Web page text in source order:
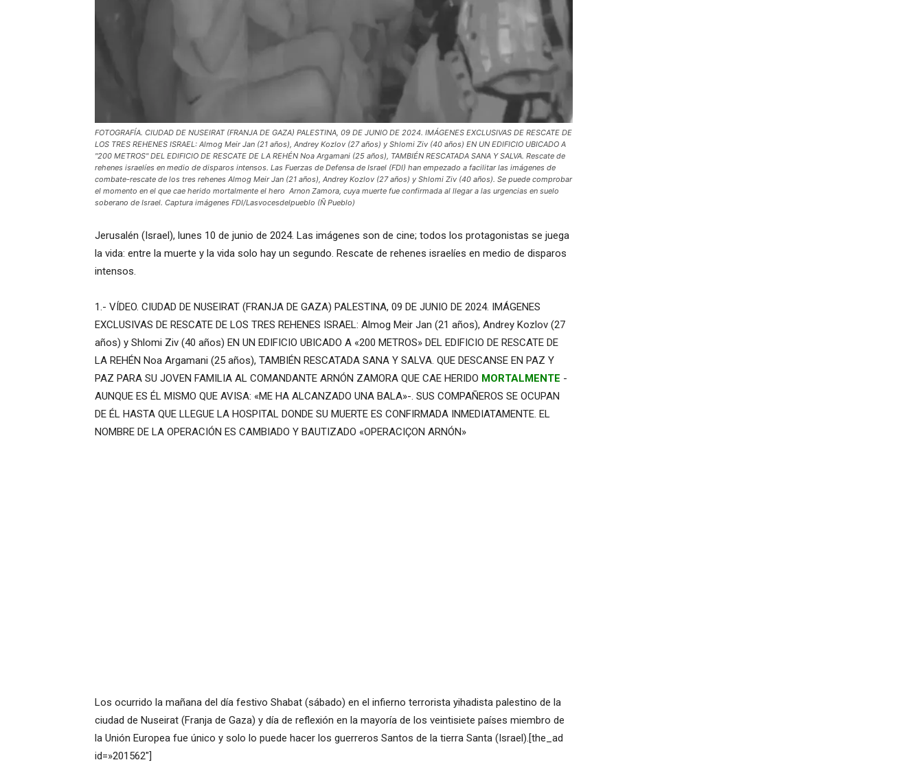
FOTOGRAFÍA. CIUDAD DE NUSEIRAT (FRANJA DE GAZA) PALESTINA, 09 DE JUNIO DE 2024. IMÁGENES EXCLUSIVAS DE RESCATE DE
LOS TRES REHENES ISRAEL: Almog Meir Jan (21 años), Andrey Kozlov (27 años) y Shlomi Ziv (40 años) EN UN EDIFICIO UBICADO A
"200 METROS" DEL EDIFICIO DE RESCATE DE LA REHÉN Noa Argamani (25 años), TAMBIÉN RESCATADA SANA Y SALVA. Rescate de
rehenes israelíes en medio de disparos intensos. Las Fuerzas de Defensa de Israel (FDI) han empezado a facilitar las imágenes de
combate-rescate de los tres rehenes Almog Meir Jan (21 años), Andrey Kozlov (27 años) y Shlomi Ziv (40 años). Se puede comprobar
el momento en el que cae herido mortalmente el hero Arnon Zamora, cuya muerte fue confirmada al llegar a las urgencias en suelo
soberano de Israel. Captura imágenes FDI/Lasvocesdelpueblo (Ñ Pueblo)
Jerusalén (Israel), lunes 10 de junio de 2024. Las imágenes son de cine; todos los protagonistas se juega
la vida: entre la muerte y la vida solo hay un segundo. Rescate de rehenes israelíes en medio de disparos
intensos.
1.- VÍDEO. CIUDAD DE NUSEIRAT (FRANJA DE GAZA) PALESTINA, 09 DE JUNIO DE 2024. IMÁGENES
EXCLUSIVAS DE RESCATE DE LOS TRES REHENES ISRAEL: Almog Meir Jan (21 años), Andrey Kozlov (27
años) y Shlomi Ziv (40 años) EN UN EDIFICIO UBICADO A «200 METROS» DEL EDIFICIO DE RESCATE DE
LA REHÉN Noa Argamani (25 años), TAMBIÉN RESCATADA SANA Y SALVA. QUE DESCANSE EN PAZ Y
PAZ PARA SU JOVEN FAMILIA AL COMANDANTE ARNÓN ZAMORA QUE CAE HERIDO MORTALMENTE -
AUNQUE ES ÉL MISMO QUE AVISA: «ME HA ALCANZADO UNA BALA»-. SUS COMPAÑEROS SE OCUPAN
DE ÉL HASTA QUE LLEGUE LA HOSPITAL DONDE SU MUERTE ES CONFIRMADA INMEDIATAMENTE. EL
NOMBRE DE LA OPERACIÓN ES CAMBIADO Y BAUTIZADO «OPERACIÇON ARNÓN»
Los ocurrido la mañana del día festivo Shabat (sábado) en el infierno terrorista yihadista palestino de la
ciudad de Nuseirat (Franja de Gaza) y día de reflexión en la mayoría de los veintisiete países miembro de
la Unión Europea fue único y solo lo puede hacer los guerreros Santos de la tierra Santa (Israel).[the_ad
id=»201562″]